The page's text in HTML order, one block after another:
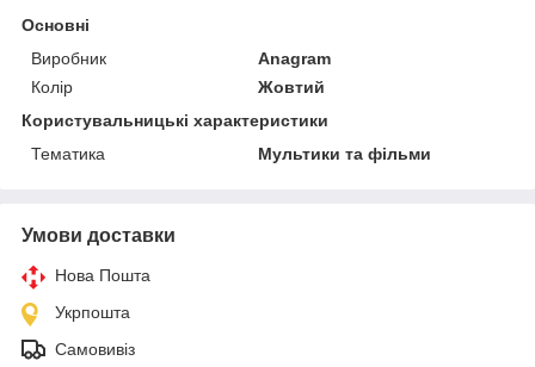
Основні
Виробник
Anagram
Колір
Жовтий
Користувальницькі характеристики
Тематика
Мультики та фільми
Умови доставки
Нова Пошта
Укрпошта
Самовивіз